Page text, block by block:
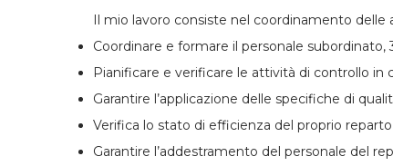
Il mio lavoro consiste nel coordinamento delle
Coordinare e formare il personale
Pianificare e verificare le attività di controllo in
Garantire l’applicazione delle specifiche di
Verifica lo stato di efficienza del proprio
Garantire l’addestramento del personale del